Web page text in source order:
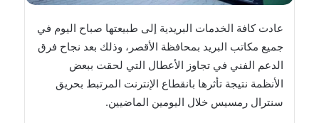
عادت كافة الخدمات البريدية إلى طبيعتها صباح اليوم في
جميع مكاتب البريد بمحافظة الأقصر، وذلك بعد نجاح فرق
الدعم الفني في تجاوز الأعطال التي لحقت ببعض
الأنظمة نتيجة تأثرها بانقطاع الإنترنت المرتبط بحريق
سنترال رمسيس خلال اليومين الماضيين.